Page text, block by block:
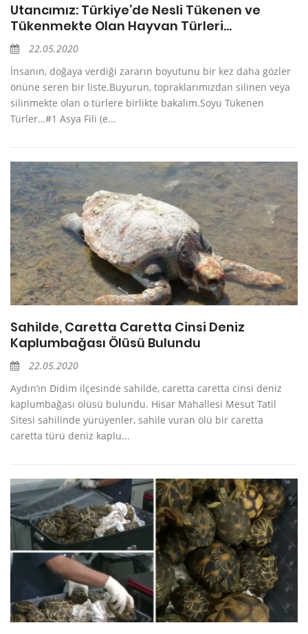
Utancımız: Türkiye’de Nesli Tükenen ve
Tükenmekte Olan Hayvan Türleri…
22.05.2020
İnsanın, doğaya verdiği zararın boyutunu bir kez daha gözler
önüne seren bir liste.Buyurun, topraklarımızdan silinen veya
silinmekte olan o türlere birlikte bakalım.Soyu Tükenen
Türler…#1 Asya Fili (e...
Sahilde, Caretta Caretta Cinsi Deniz
Kaplumbağası Ölüsü Bulundu
22.05.2020
Aydın’ın Didim ilçesinde sahilde, caretta caretta cinsi deniz
kaplumbağası ölüsü bulundu. Hisar Mahallesi Mesut Tatil
Sitesi sahilinde yürüyenler, sahile vuran ölü bir caretta
caretta türü deniz kaplu...